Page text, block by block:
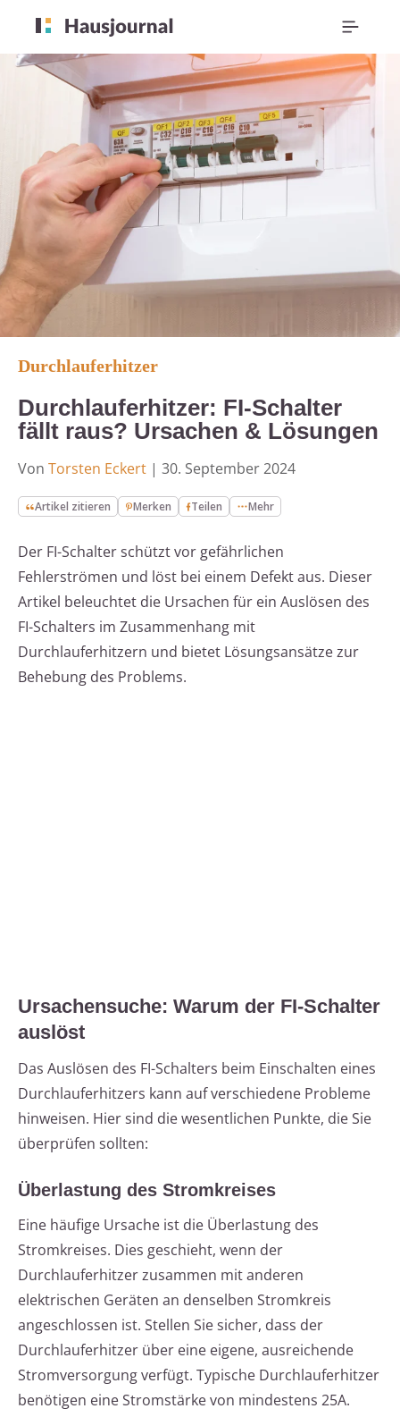
Durchlauferhitzer
Durchlauferhitzer: FI-Schalter
fällt raus? Ursachen & Lösungen
Von Torsten Eckert | 30. September 2024
Artikel zitieren Merken Teilen Mehr
Der FI-Schalter schützt vor gefährlichen
Fehlerströmen und löst bei einem Defekt aus. Dieser
Artikel beleuchtet die Ursachen für ein Auslösen des
FI-Schalters im Zusammenhang mit
Durchlauferhitzern und bietet Lösungsansätze zur
Behebung des Problems.
Ursachensuche: Warum der FI-Schalter
auslöst
Das Auslösen des FI-Schalters beim Einschalten eines
Durchlauferhitzers kann auf verschiedene Probleme
hinweisen. Hier sind die wesentlichen Punkte, die Sie
überprüfen sollten:
Überlastung des Stromkreises
Eine häufige Ursache ist die Überlastung des
Stromkreises. Dies geschieht, wenn der
Durchlauferhitzer zusammen mit anderen
elektrischen Geräten an denselben Stromkreis
angeschlossen ist. Stellen Sie sicher, dass der
Durchlauferhitzer über eine eigene, ausreichende
Stromversorgung verfügt. Typische Durchlauferhitzer
benötigen eine Stromstärke von mindestens 25A.